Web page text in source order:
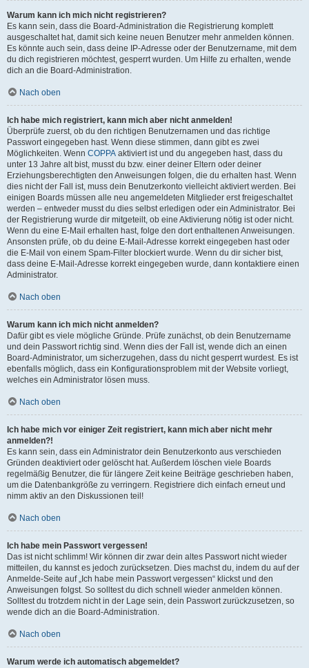
Warum kann ich mich nicht registrieren?
Es kann sein, dass die Board-Administration die Registrierung komplett
ausgeschaltet hat, damit sich keine neuen Benutzer mehr anmelden können.
Es könnte auch sein, dass deine IP-Adresse oder der Benutzername, mit dem
du dich registrieren möchtest, gesperrt wurden. Um Hilfe zu erhalten, wende
dich an die Board-Administration.
Nach oben
Ich habe mich registriert, kann mich aber nicht anmelden!
Überprüfe zuerst, ob du den richtigen Benutzernamen und das richtige
Passwort eingegeben hast. Wenn diese stimmen, dann gibt es zwei
Möglichkeiten. Wenn COPPA aktiviert ist und du angegeben hast, dass du
unter 13 Jahre alt bist, musst du bzw. einer deiner Eltern oder deiner
Erziehungsberechtigten den Anweisungen folgen, die du erhalten hast. Wenn
dies nicht der Fall ist, muss dein Benutzerkonto vielleicht aktiviert werden. Bei
einigen Boards müssen alle neu angemeldeten Mitglieder erst freigeschaltet
werden – entweder musst du dies selbst erledigen oder ein Administrator. Bei
der Registrierung wurde dir mitgeteilt, ob eine Aktivierung nötig ist oder nicht.
Wenn du eine E-Mail erhalten hast, folge den dort enthaltenen Anweisungen.
Ansonsten prüfe, ob du deine E-Mail-Adresse korrekt eingegeben hast oder
die E-Mail von einem Spam-Filter blockiert wurde. Wenn du dir sicher bist,
dass deine E-Mail-Adresse korrekt eingegeben wurde, dann kontaktiere einen
Administrator.
Nach oben
Warum kann ich mich nicht anmelden?
Dafür gibt es viele mögliche Gründe. Prüfe zunächst, ob dein Benutzername
und dein Passwort richtig sind. Wenn dies der Fall ist, wende dich an einen
Board-Administrator, um sicherzugehen, dass du nicht gesperrt wurdest. Es ist
ebenfalls möglich, dass ein Konfigurationsproblem mit der Website vorliegt,
welches ein Administrator lösen muss.
Nach oben
Ich habe mich vor einiger Zeit registriert, kann mich aber nicht mehr
anmelden?!
Es kann sein, dass ein Administrator dein Benutzerkonto aus verschieden
Gründen deaktiviert oder gelöscht hat. Außerdem löschen viele Boards
regelmäßig Benutzer, die für längere Zeit keine Beiträge geschrieben haben,
um die Datenbankgröße zu verringern. Registriere dich einfach erneut und
nimm aktiv an den Diskussionen teil!
Nach oben
Ich habe mein Passwort vergessen!
Das ist nicht schlimm! Wir können dir zwar dein altes Passwort nicht wieder
mitteilen, du kannst es jedoch zurücksetzen. Dies machst du, indem du auf der
Anmelde-Seite auf „Ich habe mein Passwort vergessen“ klickst und den
Anweisungen folgst. So solltest du dich schnell wieder anmelden können.
Solltest du trotzdem nicht in der Lage sein, dein Passwort zurückzusetzen, so
wende dich an die Board-Administration.
Nach oben
Warum werde ich automatisch abgemeldet?